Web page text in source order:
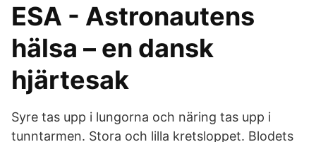
ESA - Astronautens
hälsa – en dansk
hjärtesak
Syre tas upp i lungorna och näring tas upp i
tunntarmen. Stora och lilla kretsloppet. Blodets